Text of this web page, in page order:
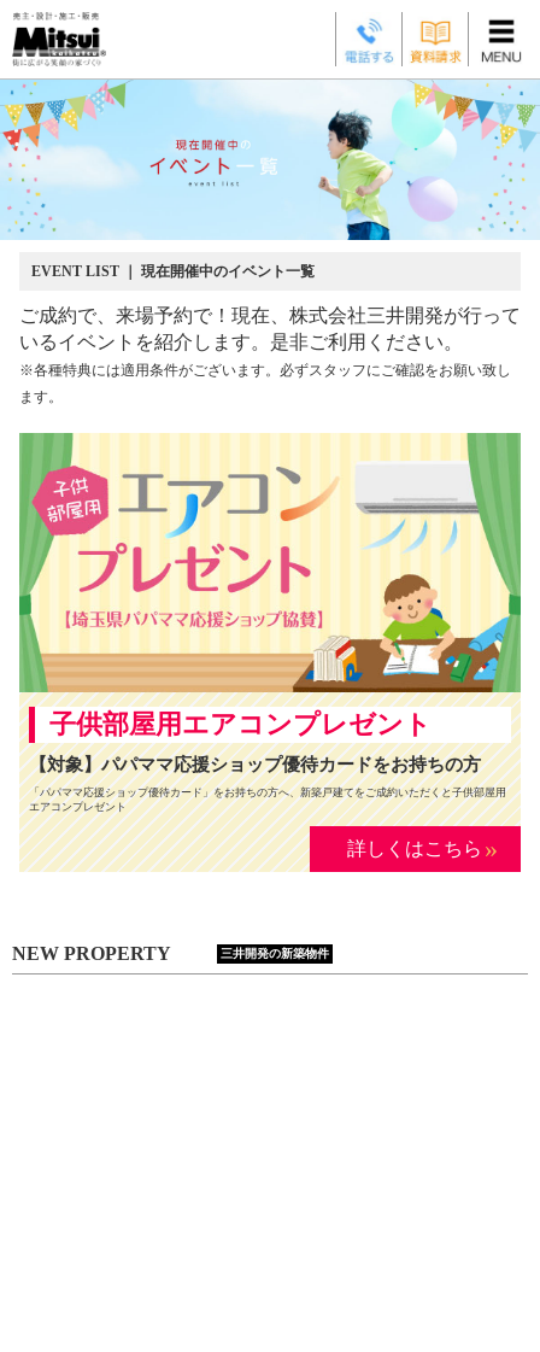
EVENT LIST ｜ 現在開催中のイベント一覧
ご成約で、来場予約で！現在、株式会社三井開発が行って
いるイベントを紹介します。是非ご利用ください。
※各種特典には適用条件がございます。必ずスタッフにご確認をお願い致し
ます。
子供部屋用エアコンプレゼント
【対象】パパママ応援ショップ優待カードをお持ちの方
「パパママ応援ショップ優待カード」をお持ちの方へ、新築戸建てをご成約いただくと子供部屋用
エアコンプレゼント
詳しくはこちら »
NEW PROPERTY 三井開発の新築物件